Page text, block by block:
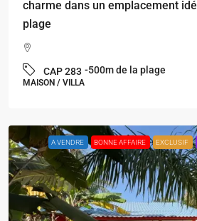
charme dans un emplacement
plage
CAP 283 -500m de la plage
MAISON / VILLA
A VENDRE BONNE AFFAIRE EXCLUSIF